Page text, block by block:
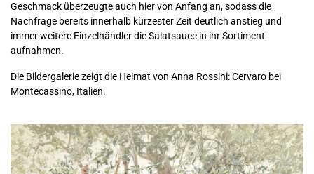
Geschmack überzeugte auch hier von Anfang an, sodass die
Nachfrage bereits innerhalb kürzester Zeit deutlich anstieg und
immer weitere Einzelhändler die Salatsauce in ihr Sortiment
aufnahmen.
Die Bildergalerie zeigt die Heimat von Anna Rossini: Cervaro bei
Montecassino, Italien.